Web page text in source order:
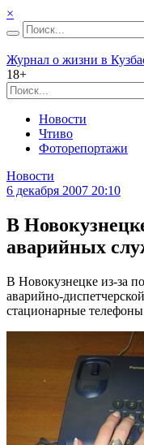
×
Журнал о жизни в
18+
Новости
Чтиво
Фоторепортажи
Новости
6 декабря 2007 20:10
В
аварийных
В Новокузнецке из-за
аварийно-
стационарные телефоны